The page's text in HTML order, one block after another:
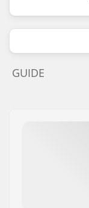
GUIDE